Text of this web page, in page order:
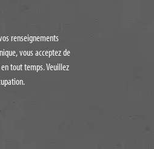
renseignements
vous acceptez de
tout temps. Veuillez